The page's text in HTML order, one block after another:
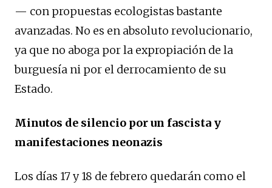
— con propuestas ecologistas bastante
avanzadas. No es en absoluto revolucionario,
ya que no aboga por la expropiación de la
burguesía ni por el derrocamiento de su
Estado.
Minutos de silencio por un fascista y
manifestaciones neonazis
Los días 17 y 18 de febrero quedarán como el